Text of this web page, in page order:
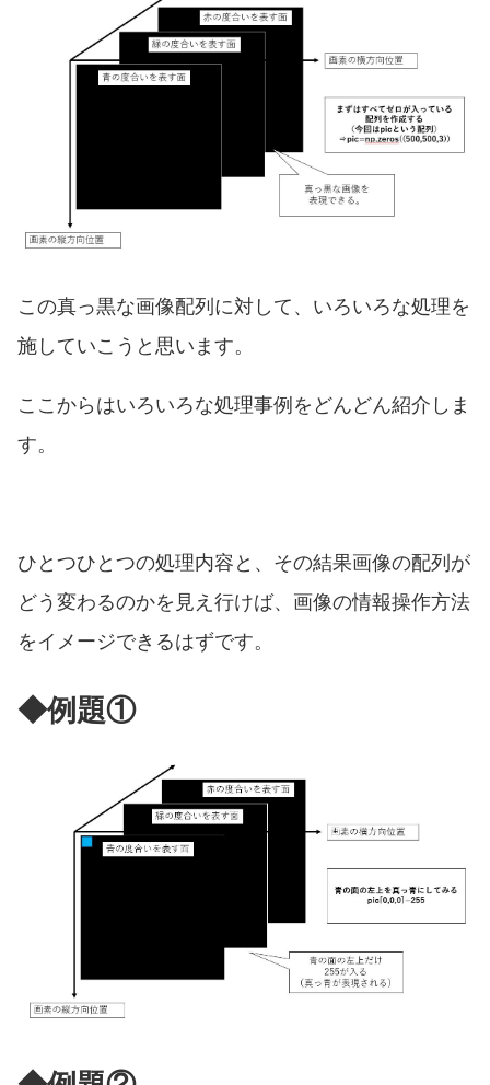
この真っ黒な画像配列に対して、いろいろな処理を
施していこうと思います。
ここからはいろいろな処理事例をどんどん紹介しま
す。
ひとつひとつの処理内容と、その結果画像の配列が
どう変わるのかを見え行けば、画像の情報操作方法
をイメージできるはずです。
◆例題①